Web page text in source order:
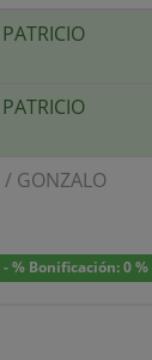
PATRICIO
PATRICIO
/ GONZALO
- % Bonificación: 0 %